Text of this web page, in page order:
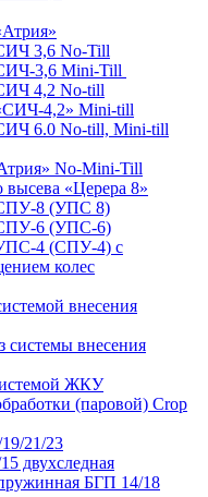
3,6 No-Till
3,6 Mini-Till
4,2 No-till
4,2» Mini-till
6.0 No-till, Mini-till
No-Mini-Till
высева «Церера 8»
СПУ-8 (УПС 8)
СПУ-6 (УПС-6)
УПС-4 (СПУ-4) с
колес
внесения
системы внесения
ЖКУ
(паровой) Crop
21/23
двухследная
БГП 14/18